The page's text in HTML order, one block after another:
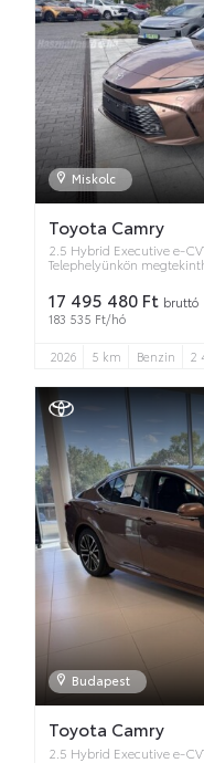
Miskolc
Toyota Camry
2.5 Hybrid Executive e-
Telephelyünkön
17 495 480 Ft bruttó
183 535 Ft/hó
2026 5 km Benzin 2
Budapest
Toyota Camry
2.5 Hybrid Executive e-